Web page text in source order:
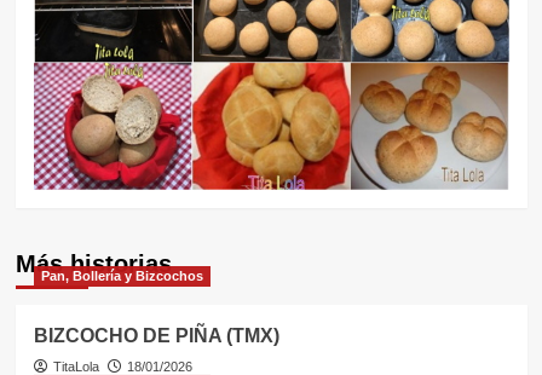
Siguiente:
PAN
INTEGRAL
(Thermomix)
Más historias
Pan, Bollería y Bizcochos
BIZCOCHO DE PIÑA (TMX)
TitaLola
18/01/2026